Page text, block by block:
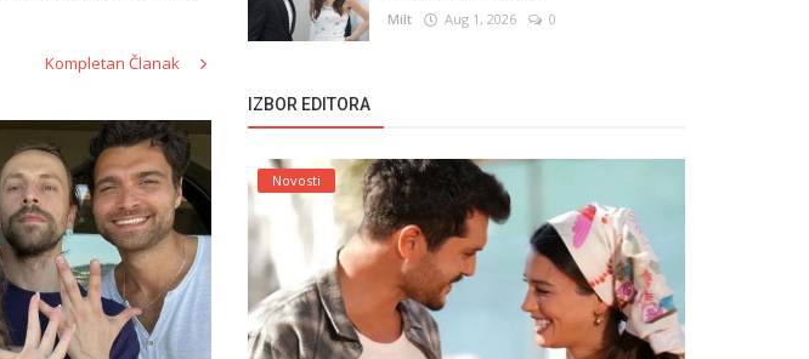
Kompletan Članak
Milt Aug 1, 2026 0
IZBOR EDITORA
Novosti